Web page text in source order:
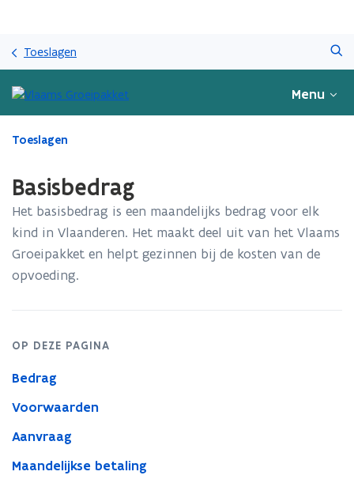
gaan
Toeslagen
Menu
Gedaan
bevindt
op:
Basisbedrag
Toeslagen
Basisbedrag
Het basisbedrag is een maandelijks bedrag voor elk
kind in Vlaanderen. Het maakt deel uit van het Vlaams
Groeipakket en helpt gezinnen bij de kosten van de
opvoeding.
OP DEZE PAGINA
Bedrag
Voorwaarden
Aanvraag
Maandelijkse betaling